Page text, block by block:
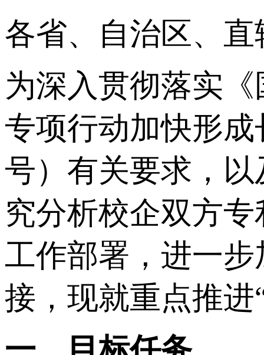
各省、自治区、
为深入贯彻落实
专项行动加快形
号）有关要求，
究分析校企双方
工作部署，进一
接，现就重点推